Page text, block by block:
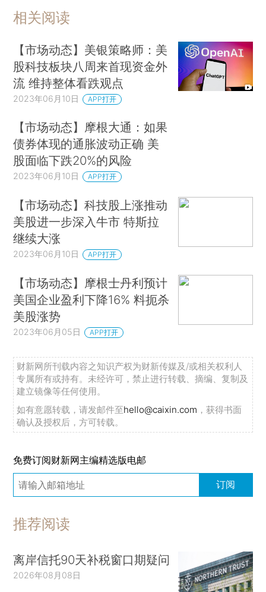
相关阅读
【市场动态】美银策略师：美
股科技板块八周来首现资金外
流 维持整体看跌观点
2023年06月10日 APP打开
【市场动态】摩根大通：如果
债券体现的通胀波动正确 美
股面临下跌20%的风险
2023年06月10日 APP打开
【市场动态】科技股上涨推动
美股进一步深入牛市 特斯拉
继续大涨
2023年06月10日 APP打开
【市场动态】摩根士丹利预计
美国企业盈利下降16% 料扼杀
美股涨势
2023年06月05日 APP打开
财新网所刊载内容之知识产权为财新传媒及/或相关权利人
专属所有或持有。未经许可，禁止进行转载、摘编、复制及
建立镜像等任何使用。
如有意愿转载，请发邮件至hello@caixin.com ，获得书面
确认及授权后，方可转载。
免费订阅财新网主编精选版电邮
订阅
推荐阅读
离岸信托90天补税窗口期疑问
2026年08月08日